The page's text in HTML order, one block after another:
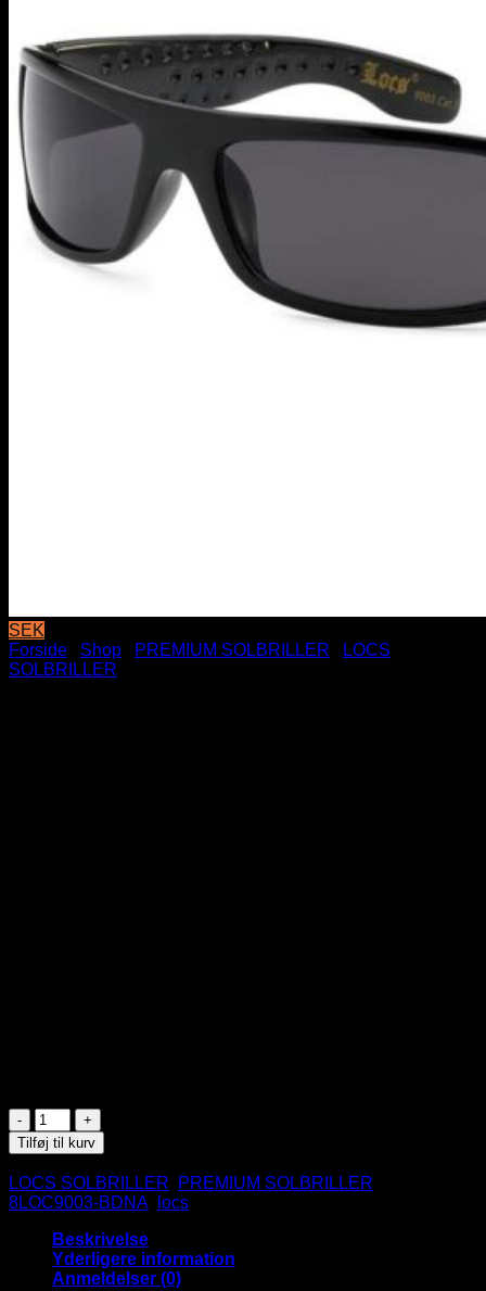
SEK
Forside
Shop PREMIUM SOLBRILLER
LOCS
SOLBRILLER
Sorte
Locs
Solbriller
-
Blå
Bandana
antal
Tilføj til kurv
LOCS SOLBRILLER
PREMIUM SOLBRILLER
8LOC9003-BDNA
locs
Beskrivelse
Yderligere information
Anmeldelser (0)